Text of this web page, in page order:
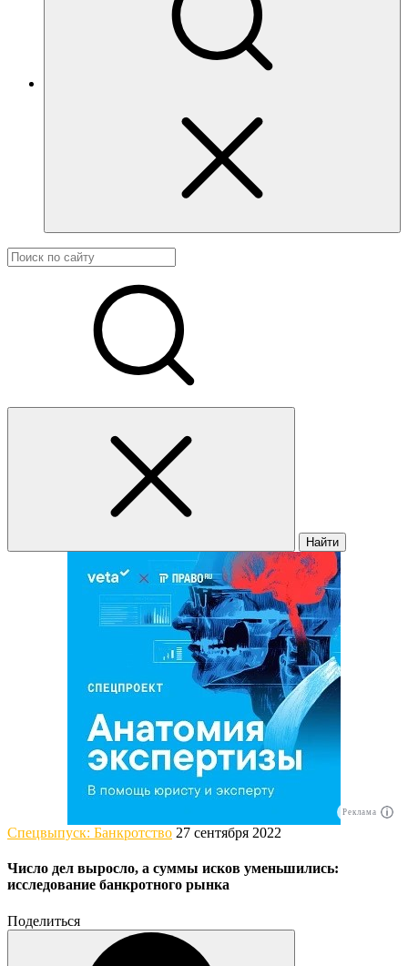
Найти
Реклама
Спецвыпуск: Банкротство 27 сентября 2022
Число дел выросло, а суммы исков уменьшились:
исследование банкротного рынка
Поделиться